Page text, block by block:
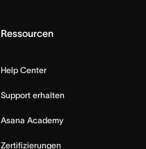
Ressourcen
Help Center
Support erhalten
Asana Academy
Zertifizierungen